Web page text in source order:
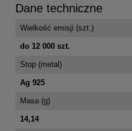
Dane techniczne
Wielkość emisji (szt.)
do 12 000 szt.
Stop (metal)
Ag 925
Masa (g)
14,14